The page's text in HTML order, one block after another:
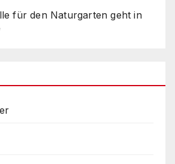
für den Naturgarten geht in